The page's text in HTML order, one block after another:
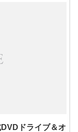
ドライブ＆オ